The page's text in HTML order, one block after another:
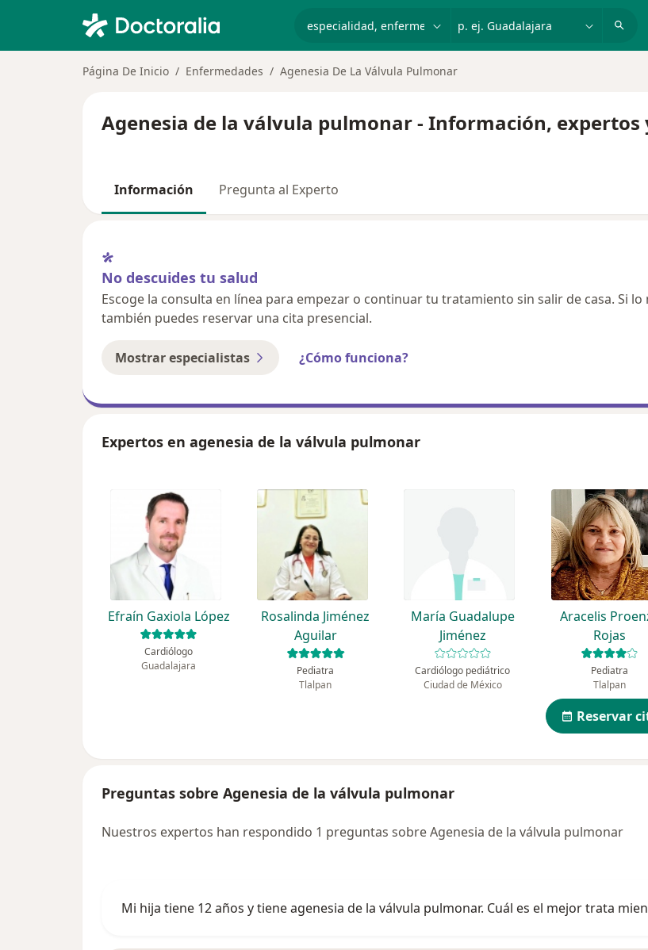
Página De Inicio Enfermedades Agenesia De La Válvula Pulmonar
Agenesia de la válvula pulmonar - Información,
Información Pregunta al Experto
No descuides tu salud
Escoge la consulta en línea para empezar o continuar tu tratamiento sin salir de casa. Si lo
también puedes reservar una cita presencial.
Mostrar especialistas ¿Cómo funciona?
Expertos en agenesia de la válvula pulmonar
Efraín Gaxiola López
Cardiólogo
Guadalajara
Rosalinda Jiménez
Aguilar
Pediatra
Tlalpan
María Guadalupe
Jiménez
Cardiólogo pediátrico
Ciudad de México
Aracelis
Rojas
Pediatra
Tlalpan
Reservar
Preguntas sobre Agenesia de la válvula pulmonar
Nuestros expertos han respondido 1 preguntas sobre Agenesia de la válvula pulmonar
Mi hija tiene 12 años y tiene agenesia de la válvula pulmonar. Cuál es el mejor trata